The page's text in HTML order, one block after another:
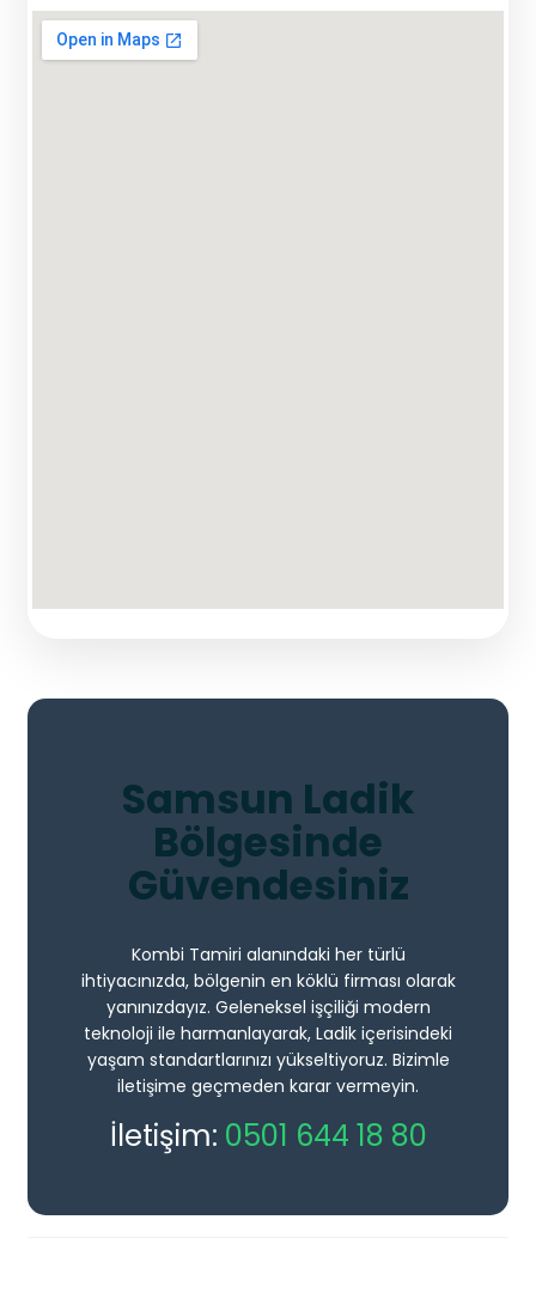
Samsun Ladik
Bölgesinde
Güvendesiniz
Kombi Tamiri alanındaki her türlü
ihtiyacınızda, bölgenin en köklü firması olarak
yanınızdayız. Geleneksel işçiliği modern
teknoloji ile harmanlayarak, Ladik içerisindeki
yaşam standartlarınızı yükseltiyoruz. Bizimle
iletişime geçmeden karar vermeyin.
İletişim: 0501 644 18 80